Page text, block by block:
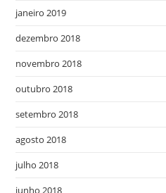
janeiro 2019
dezembro 2018
novembro 2018
outubro 2018
setembro 2018
agosto 2018
julho 2018
junho 2018